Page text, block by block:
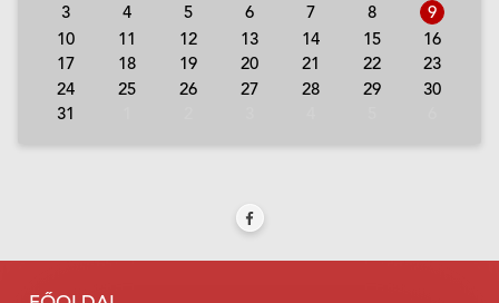
3
4 5 6 7 8
9
10
11 12 13 14 15
16
17
18 19 20 21 22
23
24
25 26 27 28 29
30
31